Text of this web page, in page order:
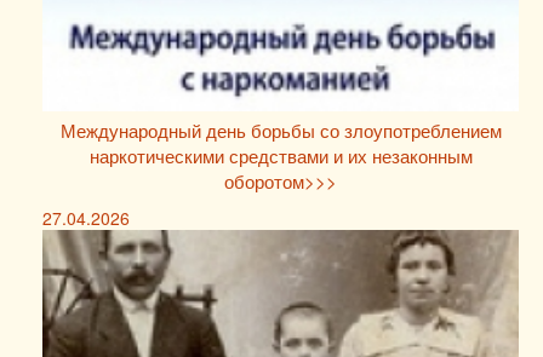
Международный день борьбы со злоупотреблением
наркотическими средствами и их незаконным
оборотом>>>
27.04.2026